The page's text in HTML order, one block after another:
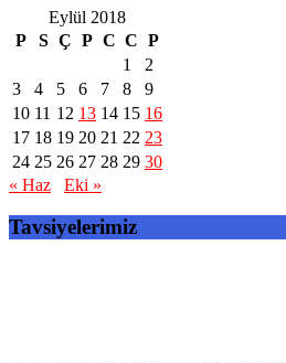
Eylül 2018
P
S Ç P C C P
1
2
3
4 5 6 7 8
9
10 11 12 13 14 15 16
17 18 19 20 21 22 23
24 25 26 27 28 29 30
« Haz
Eki »
Tavsiyelerimiz